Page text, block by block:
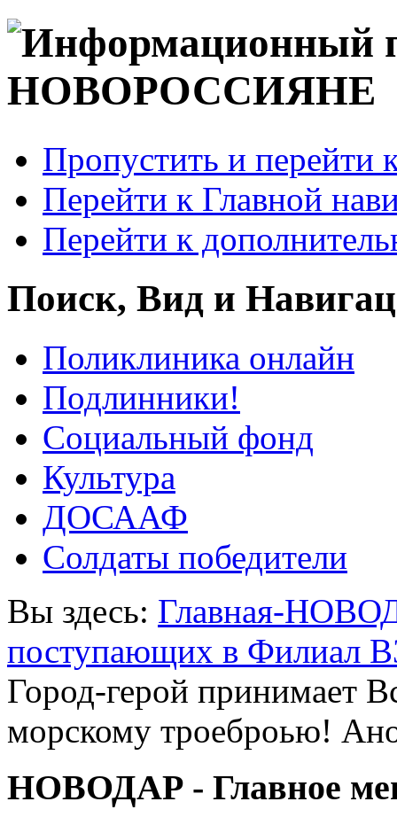
Пропустить и перейти
Перейти к Главной
Перейти к
Поиск, Вид и
Поликлиника онлайн
Подлинники!
Социальный фонд
Культура
ДОСААФ
Солдаты победители
Вы здесь: Главная-
поступающих в Филиал
Город-герой принимает
морскому троеброью!
НОВОДАР - Главное